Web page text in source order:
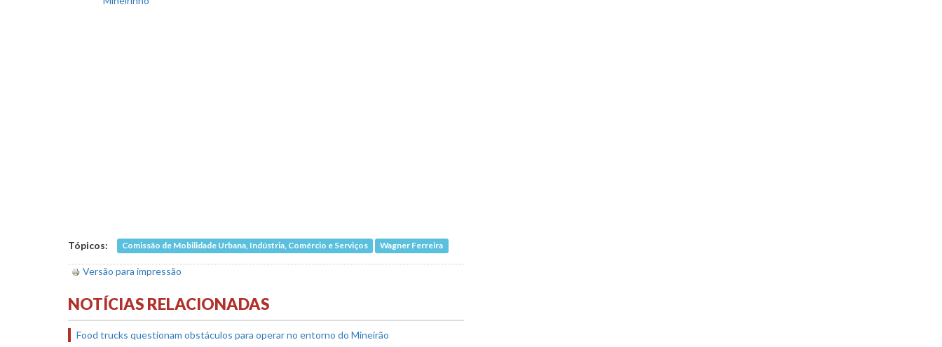
Tópicos: Comissão de Mobilidade Urbana, Indústria, Comércio e Serviços Wagner Ferreira
Versão para impressão
NOTÍCIAS RELACIONADAS
Food trucks questionam obstáculos para operar no entorno do Mineirão